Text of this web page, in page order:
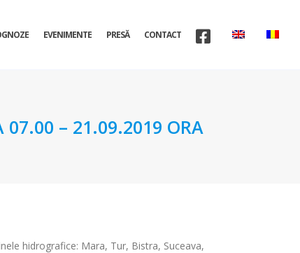
EVENIMENTE PRESĂ CONTACT
07.00 – 21.09.2019 ORA
hidrografice: Mara, Tur, Bistra, Suceava,